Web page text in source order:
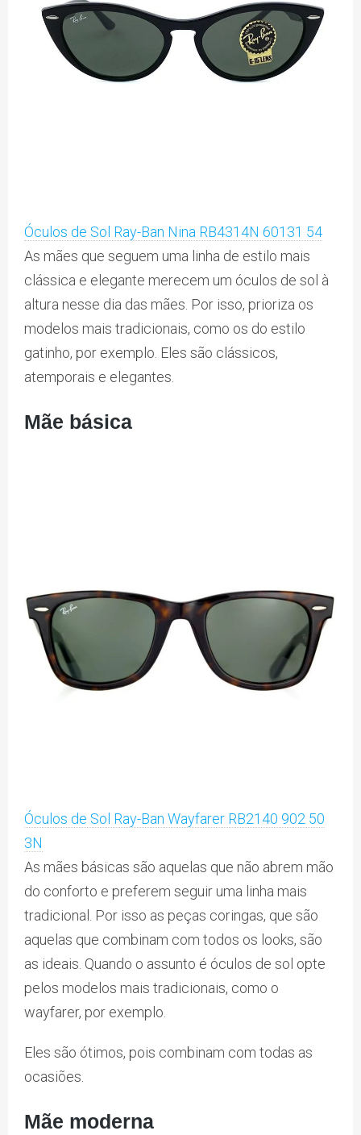
Óculos de Sol Ray-Ban Nina RB4314N 60131 54
As mães que seguem uma linha de estilo mais
clássica e elegante merecem um óculos de sol à
altura nesse dia das mães. Por isso, prioriza os
modelos mais tradicionais, como os do estilo
gatinho, por exemplo. Eles são clássicos,
atemporais e elegantes.
Mãe básica
Óculos de Sol Ray-Ban Wayfarer RB2140 902 50
3N
As mães básicas são aquelas que não abrem mão
do conforto e preferem seguir uma linha mais
tradicional. Por isso as peças coringas, que são
aquelas que combinam com todos os looks, são
as ideais. Quando o assunto é óculos de sol opte
pelos modelos mais tradicionais, como o
wayfarer, por exemplo.
Eles são ótimos, pois combinam com todas as
ocasiões.
Mãe moderna